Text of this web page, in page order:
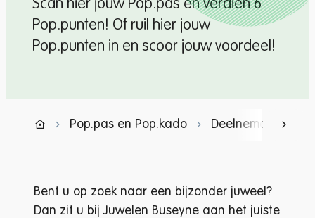
Scan hier jouw Pop.pas en verdien 6
Pop.punten! Of ruil hier jouw
Pop.punten in en scoor jouw voordeel!
Startpagina
Pop.pas en Pop.kado Deelnemende
Bent u op zoek naar een bijzonder juweel?
Dan zit u bij Juwelen Buseyne aan het juiste